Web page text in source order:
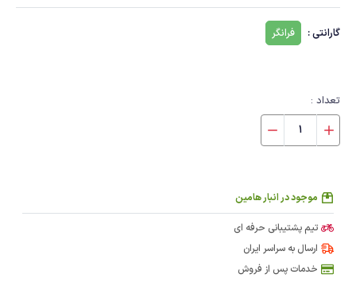
گارانتی : فرانگر
تعداد :
موجود در انبار هامین
تیم پشتیبانی حرفه ای
ارسال به سراسر ایران
خدمات پس از فروش